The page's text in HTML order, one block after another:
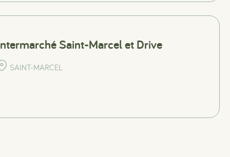
Saint-Marcel et Drive
SAINT-MARCEL